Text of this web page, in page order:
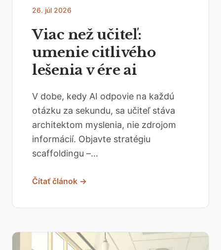
26. júl 2026
Viac než učiteľ:
umenie citlivého
lešenia v ére ai
V dobe, kedy AI odpovie na každú
otázku za sekundu, sa učiteľ stáva
architektom myslenia, nie zdrojom
informácií. Objavte stratégiu
scaffoldingu –...
Čítať článok →